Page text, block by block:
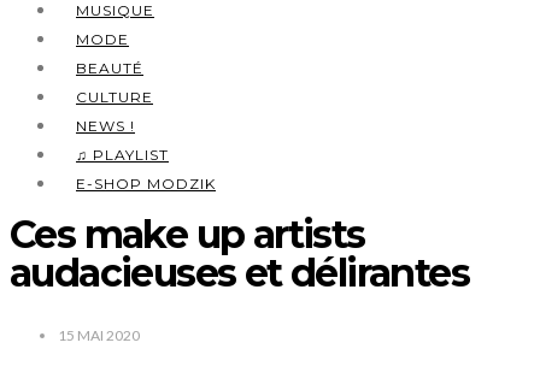
MUSIQUE
MODE
BEAUTÉ
CULTURE
NEWS !
♫ PLAYLIST
E-SHOP MODZIK
Ces make up artists
audacieuses et délirantes
15 MAI 2020